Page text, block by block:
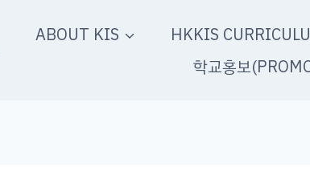
ABOUT KIS HKKIS
학교홍보